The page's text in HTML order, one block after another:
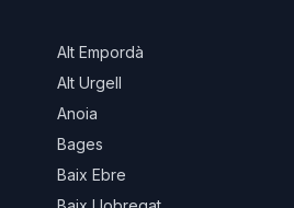
Alt Empordà
Alt Urgell
Anoia
Bages
Baix Ebre